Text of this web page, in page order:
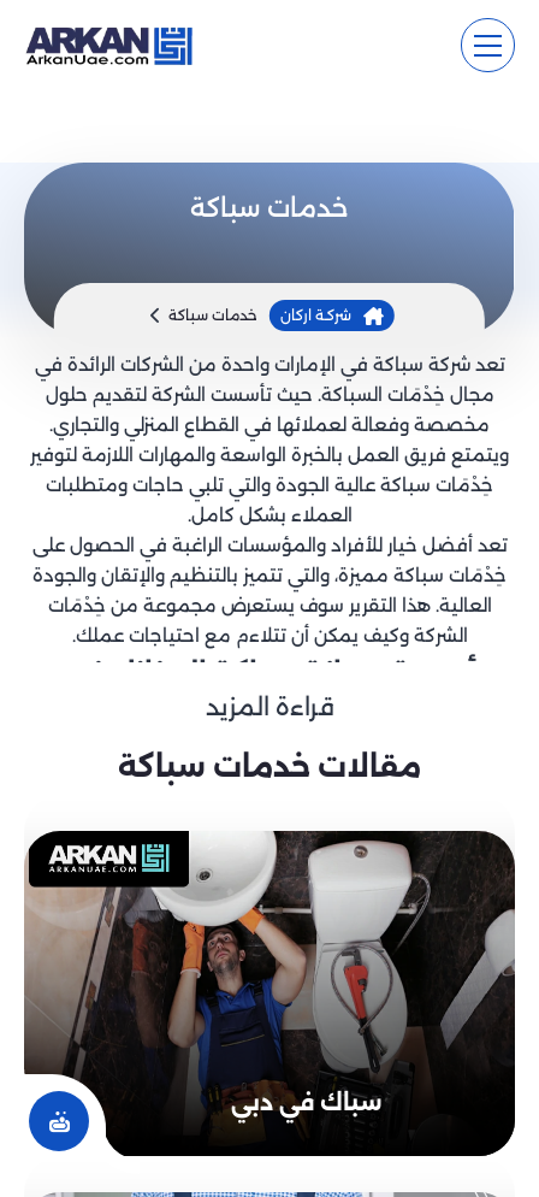
شركـة اركان خدمات سباكة
خدمات سباكة
تعد شركة سباكة في الإمارات واحدة من الشركات الرائدة في
مجال خِدْمَات السباكة. حيث تأسست الشركة لتقديم حلول
مخصصة وفعالة لعملائها في القطاع المنزلي والتجاري.
ويتمتع فريق العمل بالخبرة الواسعة والمهارات اللازمة لتوفير
خِدْمَات سباكة عالية الجودة والتي تلبي حاجات ومتطلبات
العملاء بشكل كامل.
تعد أفضل خيار للأفراد والمؤسسات الراغبة في الحصول على
خِدْمَات سباكة مميزة، والتي تتميز بالتنظيم والإتقان والجودة
العالية. هذا التقرير سوف يستعرض مجموعة من خِدْمَات
الشركة وكيف يمكن أن تتلاءم مع احتياجات عملك.
أهمية صيانة سباكة المنازل في
الإمارات
تعتبر صيانة سباكة المنازل في الإمارات أمرًا هامًا جدًا، حيث إن
المنازل تحتاج إلى الحفاظ على أنظمة السباكة والصرف الصحي
فعند التقاعس في الصيانة سيؤدي ذلك إلى تكون الرواسب
والتراكمات وعوائق في الأنابيب، مما يؤثر على سرعة تدفق
المياه وقدرتها على الوصول إلى الأجزاء الداخلية من المنزل.
لذلك فإنه من الضروري الحفاظ على الصيانة المناسبة لضمان
توفير المياه بأفضل شكل ولضمان سلامة وصحة الأسرة.
خِدْمَات السباكة التي نقدمها في
الإمارات
تتخصص شركة سباكة في الإمارات في تقديم خِدْمَات السباكة
المتميزة والمتنوعة، حيث تتضمن تسليك المجاري وإصلاح أي
عيوب في منظومة السباكة بأحدث الأدوات والمعدات.
قراءة المزيد
مقالات خدمات سباكة
سباك في دبي